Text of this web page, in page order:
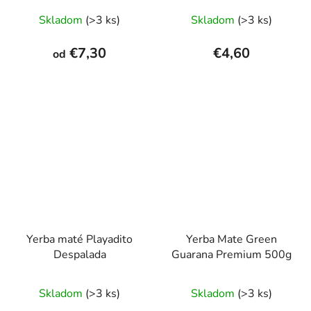
hodnotenie
produktu
je
Skladom (>3 ks)
od €7,30
hodnotenie
produktu
je
Skladom (>3 ks)
€4,60
Yerba maté Playadito
Despalada
hodnotenie
Skladom (>3 ks)
Yerba Mate Green
Guarana Premium 500g
hodnotenie
Skladom (>3 ks)